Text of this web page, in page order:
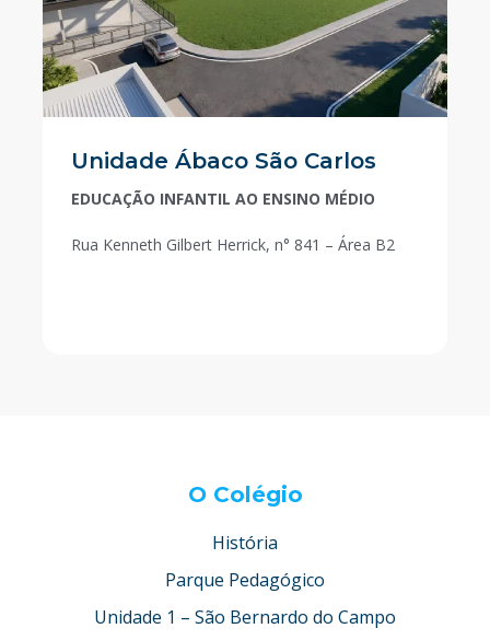
Unidade Ábaco São Carlos
EDUCAÇÃO INFANTIL AO ENSINO MÉDIO
Rua Kenneth Gilbert Herrick, n° 841 – Área B2
O Colégio
História
Parque Pedagógico
Unidade 1 – São Bernardo do Campo